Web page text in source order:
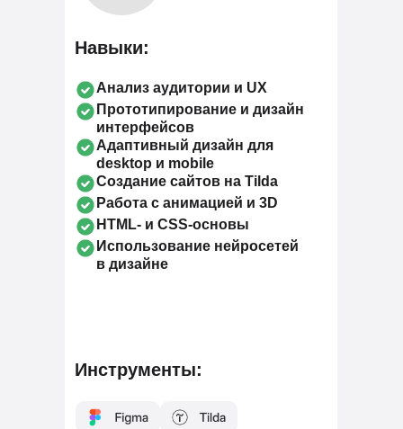
Инструменты:
Навыки:
Анализ аудитории и UX
Прототипирование и дизайн
интерфейсов
Адаптивный дизайн для
desktop и mobile
Создание сайтов на Tilda
Работа с анимацией и 3D
HTML- и CSS-основы
Использование нейросетей
в дизайне